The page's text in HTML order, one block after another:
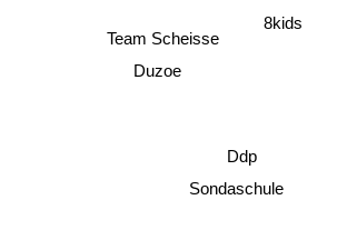
8kids
Duzoe
Sondaschule
Team Scheisse
Ddp